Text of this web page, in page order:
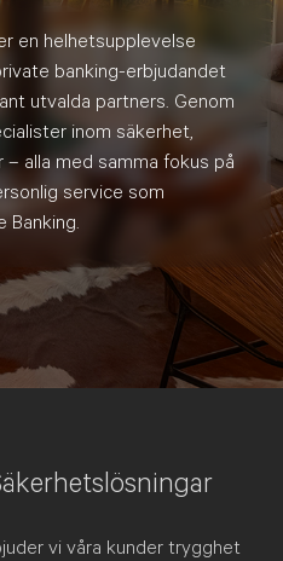
en helhetsupplevelse
banking-erbjudandet
utvalda partners. Genom
inom säkerhet,
alla med samma fokus på
service som
Banking.
vi våra kunder trygghet